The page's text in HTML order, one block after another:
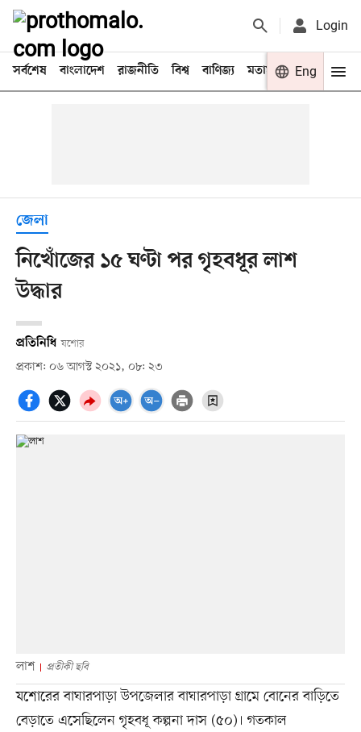
Login
সর্বশেষ বাংলাদেশ রাজনীতি বিশ্ব বাণিজ্য মতামত খেলা
Eng
জেলা
নিখোঁজের ১৫ ঘণ্টা পর গৃহবধূর লাশ
উদ্ধার
প্রতিনিধি যশোর
প্রকাশ: ০৬ আগস্ট ২০২১, ০৮: ২৩
লাশ প্রতীকী ছবি
যশোরের বাঘারপাড়া উপজেলার বাঘারপাড়া গ্রামে বোনের বাড়িতে
বেড়াতে এসেছিলেন গৃহবধূ কল্পনা দাস (৫০)। গতকাল